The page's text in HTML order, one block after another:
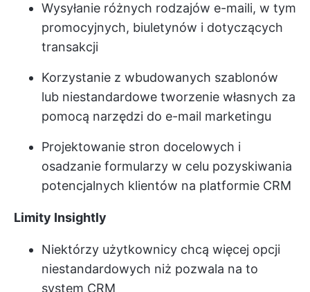
Wysyłanie różnych rodzajów e-maili, w tym
promocyjnych, biuletynów i dotyczących
transakcji
Korzystanie z wbudowanych szablonów
lub niestandardowe tworzenie własnych za
pomocą narzędzi do e-mail marketingu
Projektowanie stron docelowych i
osadzanie formularzy w celu pozyskiwania
potencjalnych klientów na platformie CRM
Limity Insightly
Niektórzy użytkownicy chcą więcej opcji
niestandardowych niż pozwala na to
system CRM